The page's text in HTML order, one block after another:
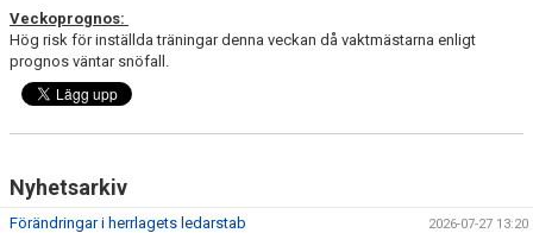
Veckoprognos:
Hög risk för inställda träningar denna veckan då vaktmästarna enligt
prognos väntar snöfall.
Nyhetsarkiv
Förändringar i herrlagets ledarstab 2026-07-27 13:20